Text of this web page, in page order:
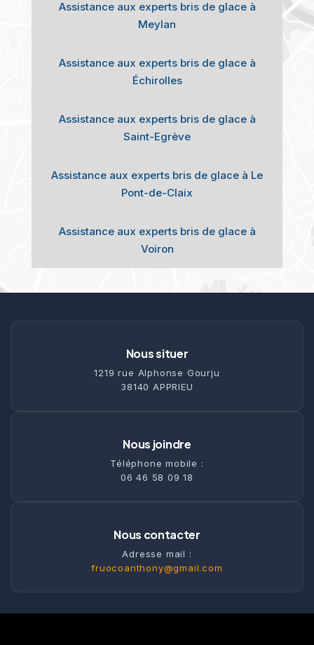
Assistance aux experts bris de glace à
Meylan
Assistance aux experts bris de glace à
Échirolles
Assistance aux experts bris de glace à
Saint-Egrève
Assistance aux experts bris de glace à Le
Pont-de-Claix
Assistance aux experts bris de glace à
Voiron
Nous situer
1219 rue Alphonse Gourju
38140 APPRIEU
Nous joindre
Téléphone mobile :
06 46 58 09 18
Nous contacter
Adresse mail :
fruocoanthony@gmail.com